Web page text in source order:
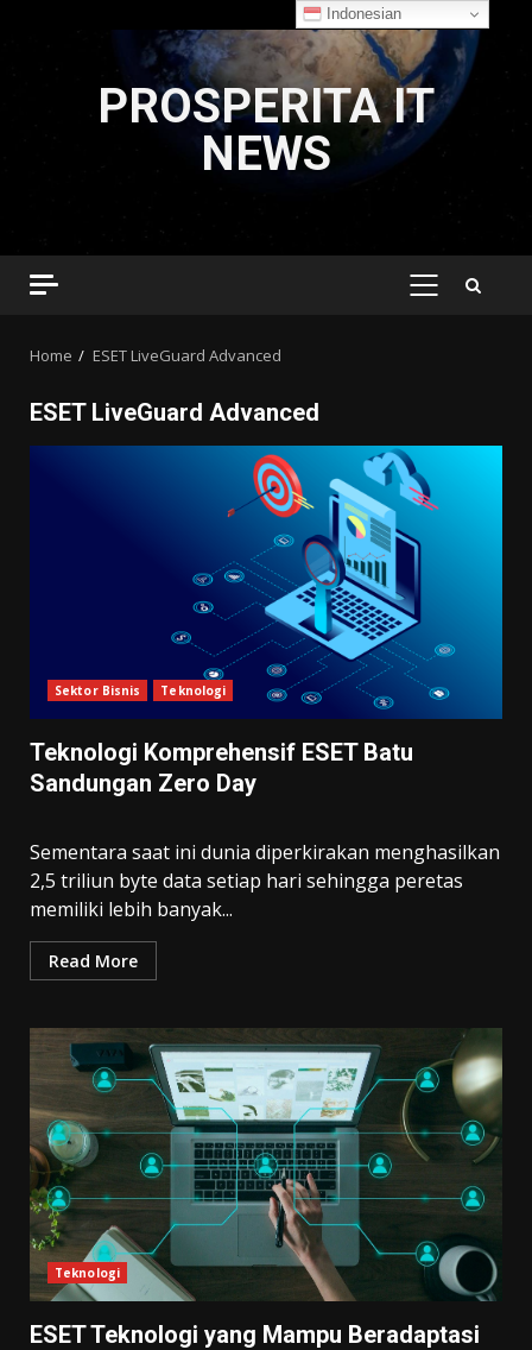
PROSPERITA IT
NEWS
PRIMARY
Home ESET LiveGuard Advanced
ESET LiveGuard Advanced
Sektor Bisnis Teknologi
Teknologi Komprehensif ESET Batu
Sandungan Zero Day
Sementara saat ini dunia diperkirakan menghasilkan
2,5 triliun byte data setiap hari sehingga peretas
memiliki lebih banyak...
Read More
Teknologi
ESET Teknologi yang Mampu Beradaptasi
Indonesian